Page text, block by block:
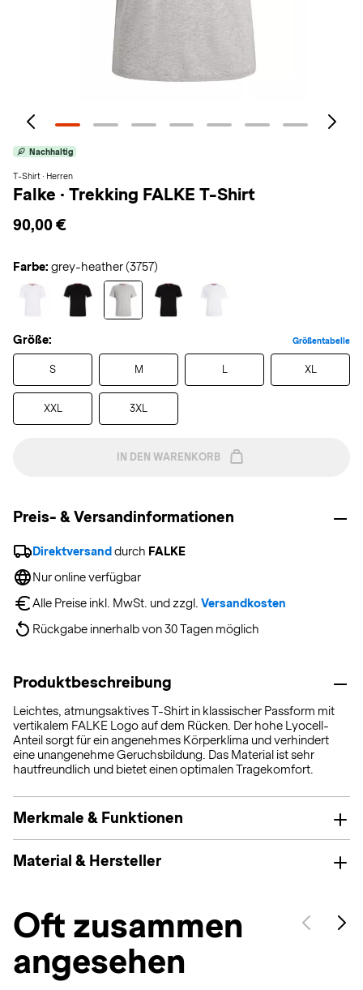
Nachhaltig
T-Shirt · Herren
Falke · Trekking FALKE T-Shirt
90,00 €
Farbe: grey-heather (3757)
Größe: Größentabelle
S M L XL
XXL 3XL
IN DEN WARENKORB
Preis- & Versandinformationen
Direktversand durch FALKE
Nur online verfügbar
Alle Preise inkl. MwSt. und zzgl. Versandkosten
Rückgabe innerhalb von 30 Tagen möglich
Produktbeschreibung
Leichtes, atmungsaktives T-Shirt in klassischer Passform mit
vertikalem FALKE Logo auf dem Rücken. Der hohe Lyocell-
Anteil sorgt für ein angenehmes Körperklima und verhindert
eine unangenehme Geruchsbildung. Das Material ist sehr
hautfreundlich und bietet einen optimalen Tragekomfort.
Merkmale & Funktionen
Material & Hersteller
Oft zusammen
angesehen